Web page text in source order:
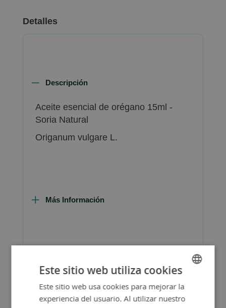
Detalles
Descripción
Aceite esencial de orégano 15ml -
Soria Natural
Origanum vulgare L.
Más Información
SPANISH
ENGLISH
Este sitio web utiliza cookies
Este sitio web usa cookies para mejorar la
experiencia del usuario. Al utilizar nuestro